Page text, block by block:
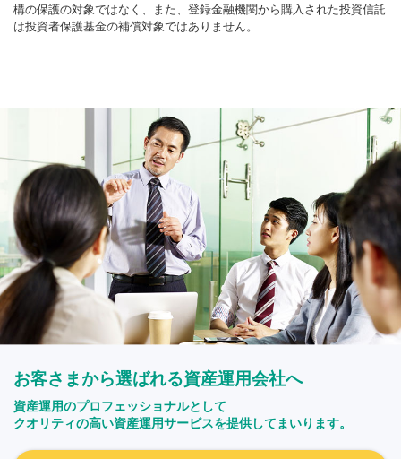
構の保護の対象ではなく、また、登録金融機関から購入された投資信託
は投資者保護基金の補償対象ではありません。
お客さまから選ばれる資産運用会社へ
資産運用のプロフェッショナルとして
クオリティの高い資産運用サービスを提供してまいります。